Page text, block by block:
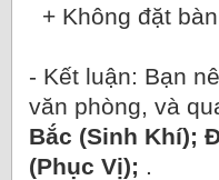
+ Không đặt
- Kết luận: Bạn
văn phòng, và
Bắc (Sinh Khí);
(Phục Vị); .